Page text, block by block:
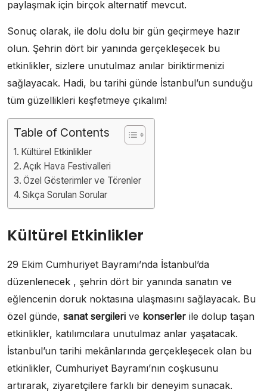
paylaşmak için birçok alternatif mevcut.
Sonuç olarak, ile dolu dolu bir gün geçirmeye hazır
olun. Şehrin dört bir yanında gerçekleşecek bu
etkinlikler, sizlere unutulmaz anılar biriktirmenizi
sağlayacak. Hadi, bu tarihi günde İstanbul’un sunduğu
tüm güzellikleri keşfetmeye çıkalım!
Table of Contents
Kültürel Etkinlikler
Açık Hava Festivalleri
Özel Gösterimler ve Törenler
Sıkça Sorulan Sorular
Kültürel Etkinlikler
29 Ekim Cumhuriyet Bayramı’nda İstanbul’da
düzenlenecek , şehrin dört bir yanında sanatın ve
eğlencenin doruk noktasına ulaşmasını sağlayacak. Bu
özel günde, sanat sergileri ve konserler ile dolup taşan
etkinlikler, katılımcılara unutulmaz anlar yaşatacak.
İstanbul’un tarihi mekânlarında gerçekleşecek olan bu
etkinlikler, Cumhuriyet Bayramı’nın coşkusunu
artırarak, ziyaretçilere farklı bir deneyim sunacak.